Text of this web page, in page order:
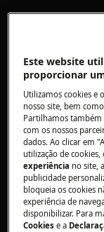
Tenha
Para
sejam
sempre luvas
segurança.
permanência
arestas
Este website
proporcionar
Utilizamos cookies e
nosso site, bem
Partilhamos também
com os nossos
dados. Ao clicar em
utilização de
experiência no site,
publicidade
bloqueia os cookies
experiência de
disponibilizar. Para
Cookies e a